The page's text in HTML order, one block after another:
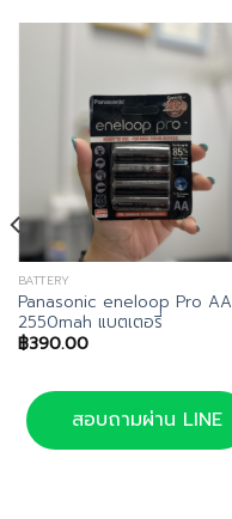
BATTERY
Panasonic eneloop Pro AA
2550mah แบตเตอรี่
฿390.00
สอบถามผ่าน LINE